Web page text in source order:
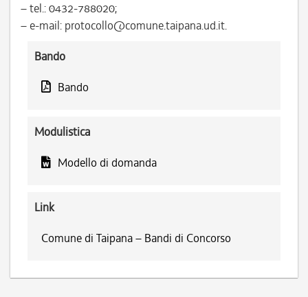
– tel.: 0432-788020;
– e-mail: protocollo@comune.taipana.ud.it.
Bando
Bando
Modulistica
Modello di domanda
Link
Comune di Taipana – Bandi di Concorso